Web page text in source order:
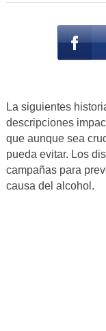
La siguientes
descripciones
que aunque sea
pueda evitar. Los
campañas para
causa del alcohol.